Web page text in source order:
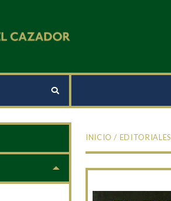
INICIO / EDITORIALES